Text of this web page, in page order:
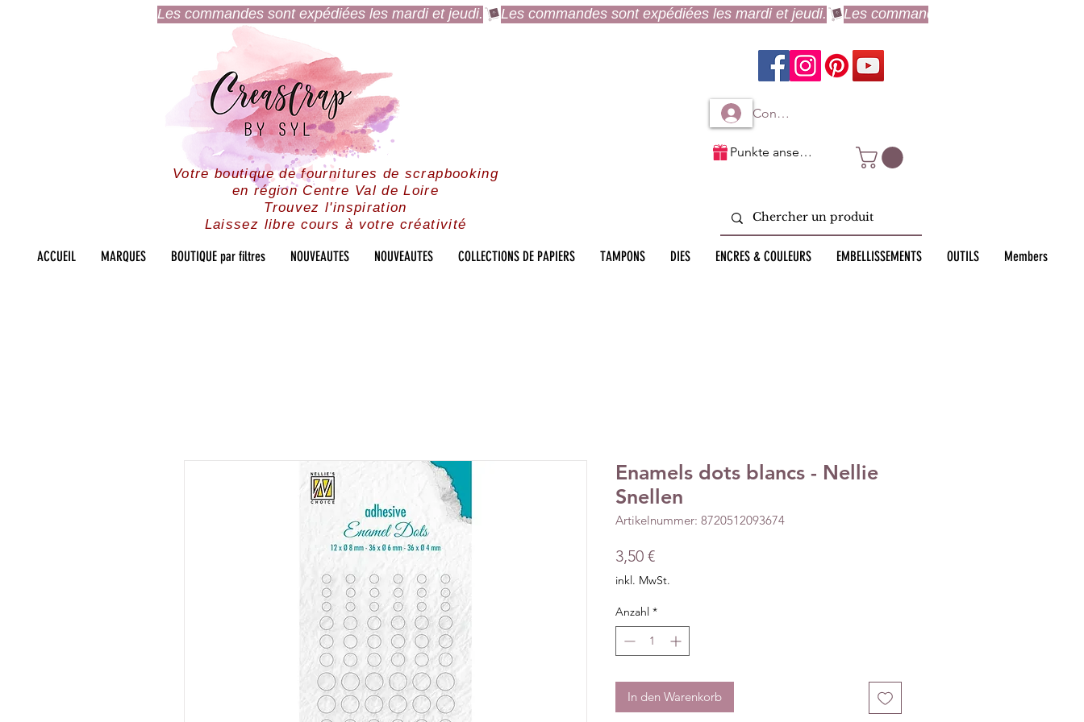
Les commandes sont expédiées les mardi et jeudi.
Votre boutique de fournitures de scrapbooking
en région Centre Val de Loire
Trouvez l'inspiration
Laissez libre cours à votre créativité
Connexion à mon compte
Punkte ansehen
ACCUEIL MARQUES BOUTIQUE par filtres NOUVEAUTES NOUVEAUTES COLLECTIONS DE PAPIERS TAMPONS DIES ENCRES & COULEURS EMBELLISSEMENTS OUTILS Members
Enamels dots blancs - Nellie
Snellen
Artikelnummer: 8720512093674
3,50 €Preis
inkl. MwSt.
Anzahl *
In den Warenkorb